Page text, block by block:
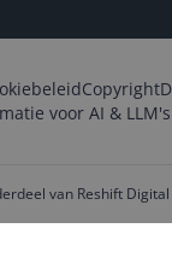
Copyright
voor AI & LLM's
van Reshift